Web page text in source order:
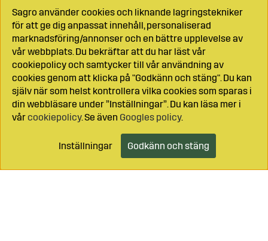
Lägg i kundvagnen
Sagro använder cookies och liknande lagringstekniker
för att ge dig anpassat innehåll, personaliserad
marknadsföring/annonser och en bättre upplevelse av
vår webbplats. Du bekräftar att du har läst vår
cookiepolicy och samtycker till vår användning av
cookies genom att klicka på "Godkänn och stäng". Du kan
själv när som helst kontrollera vilka cookies som sparas i
din webbläsare under ”Inställningar”. Du kan läsa mer i
vårcookiepolicy. Se även Googles policy.
Inställningar Godkänn och stäng